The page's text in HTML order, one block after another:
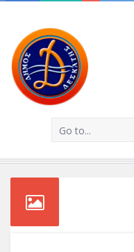
Go to...